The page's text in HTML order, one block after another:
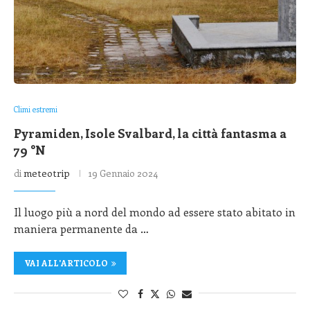
Climi estremi
Pyramiden, Isole Svalbard, la città fantasma a
79 °N
dimeteotrip 19 Gennaio 2024
Il luogo più a nord del mondo ad essere stato abitato in
maniera permanente da …
VAI ALL'ARTICOLO